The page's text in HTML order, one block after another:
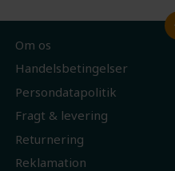
Om os
Handelsbetingelser
Persondatapolitik
Fragt & levering
Returnering
Reklamation